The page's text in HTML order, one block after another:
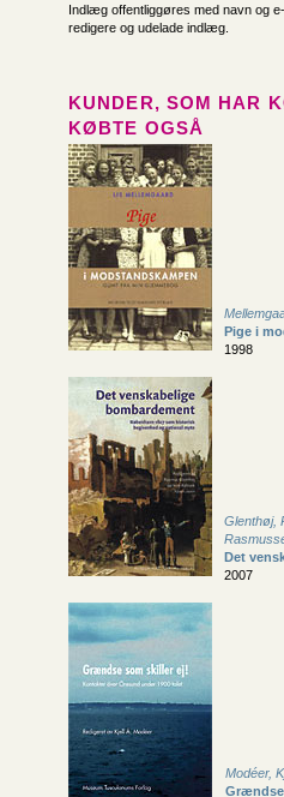
Indlæg offentliggøres med navn og
redigere og udelade indlæg.
KUNDER, SOM HAR
KØBTE OGSÅ
Pige i
1998
Glenthøj,
Det
2007
Modéer,